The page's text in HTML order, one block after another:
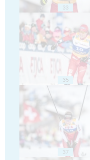
33
35
37